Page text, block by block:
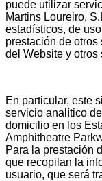
puede utilizar
Martins Loureiro,
estadísticos, de
prestación de
del Website y otros
En particular, este
servicio analítico
domicilio en los
Amphitheatre
Para la prestación
que recopilan la
usuario, que será